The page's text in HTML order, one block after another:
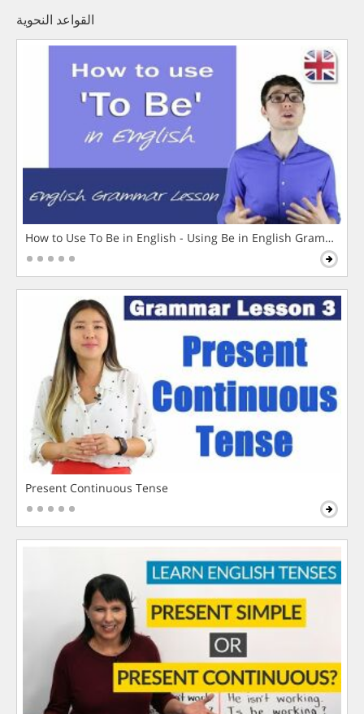
القواعد النحوية
How to Use To Be in English - Using Be in English Grammar
Present Continuous Tense